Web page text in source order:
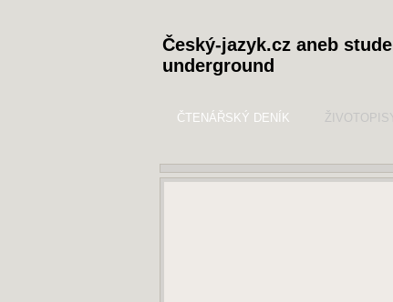
Český-jazyk.cz aneb
underground
ČTENÁŘSKÝ DENÍK